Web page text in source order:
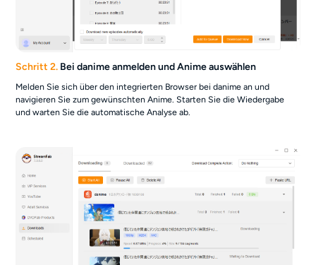
Schritt 2. Bei danime anmelden und Anime auswählen
Melden Sie sich über den integrierten Browser bei danime an und
navigieren Sie zum gewünschten Anime. Starten Sie die Wiedergabe
und warten Sie die automatische Analyse ab.